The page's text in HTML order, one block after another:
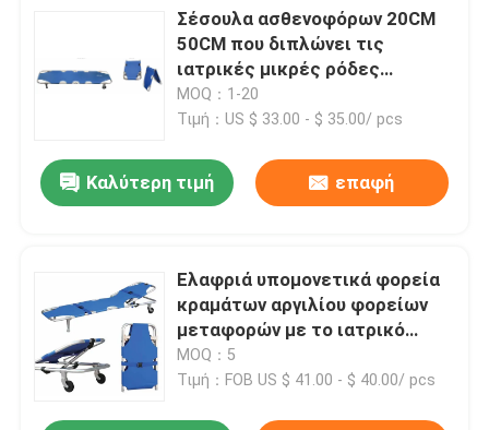
Σπίτι
Σέσουλα ασθενοφόρων 20CM
50CM που διπλώνει τις
ιατρικές μικρές ρόδες
φορείων για το νοσοκομείο
MOQ：1-20
Τιμή：US $ 33.00 - $ 35.00/ pcs
Καλύτερη τιμή επαφή
Ελαφριά υπομονετικά φορεία
κραμάτων αργιλίου φορείων
μεταφορών με το ιατρικό
κρεβάτι φορείων έκτακτης
ανάγκης οπίσθιων
MOQ：5
Τιμή：FOB US $ 41.00 - $ 40.00/ pcs